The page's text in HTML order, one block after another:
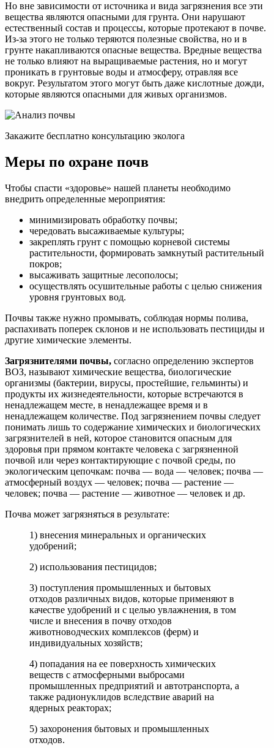
Но вне зависимости от источника и вида загрязнения все эти
вещества являются опасными для грунта. Они нарушают
естественный состав и процессы, которые протекают в почве.
Из-за этого не только теряются полезные свойства, но и в
грунте накапливаются опасные вещества. Вредные вещества
не только влияют на выращиваемые растения, но и могут
проникать в грунтовые воды и атмосферу, отравляя все
вокруг. Результатом этого могут быть даже кислотные дожди,
которые являются опасными для живых организмов.
Закажите бесплатно консультацию эколога
Меры по охране почв
Чтобы спасти «здоровье» нашей планеты необходимо
внедрить определенные мероприятия:
минимизировать обработку почвы;
чередовать высаживаемые культуры;
закреплять грунт с помощью корневой системы
растительности, формировать замкнутый растительный
покров;
высаживать защитные лесополосы;
осуществлять осушительные работы с целью снижения
уровня грунтовых вод.
Почвы также нужно промывать, соблюдая нормы полива,
распахивать поперек склонов и не использовать пестициды и
другие химические элементы.
Загрязнителями почвы, согласно определению экспертов
ВОЗ, называют химические вещества, биологические
организмы (бактерии, вирусы, простейшие, гельминты) и
продукты их жизнедеятельности, которые встречаются в
ненадлежащем месте, в ненадлежащее время и в
ненадлежащем количестве. Под загрязнением почвы следует
понимать лишь то содержание химических и биологических
загрязнителей в ней, которое становится опасным для
здоровья при прямом контакте человека с загрязненной
почвой или через контактирующие с почвой среды, по
экологическим цепочкам: почва — вода — человек; почва —
атмосферный воздух — человек; почва — растение —
человек; почва — растение — животное — человек и др.
Почва может загрязняться в результате:
1) внесения минеральных и органических
удобрений;
2) использования пестицидов;
3) поступления промышленных и бытовых
отходов различных видов, которые применяют в
качестве удобрений и с целью увлажнения, в том
числе и внесения в почву отходов
животноводческих комплексов (ферм) и
индивидуальных хозяйств;
4) попадания на ее поверхность химических
веществ с атмосферными выбросами
промышленных предприятий и автотранспорта, а
также радионуклидов вследствие аварий на
ядерных реакторах;
5) захоронения бытовых и промышленных
отходов.